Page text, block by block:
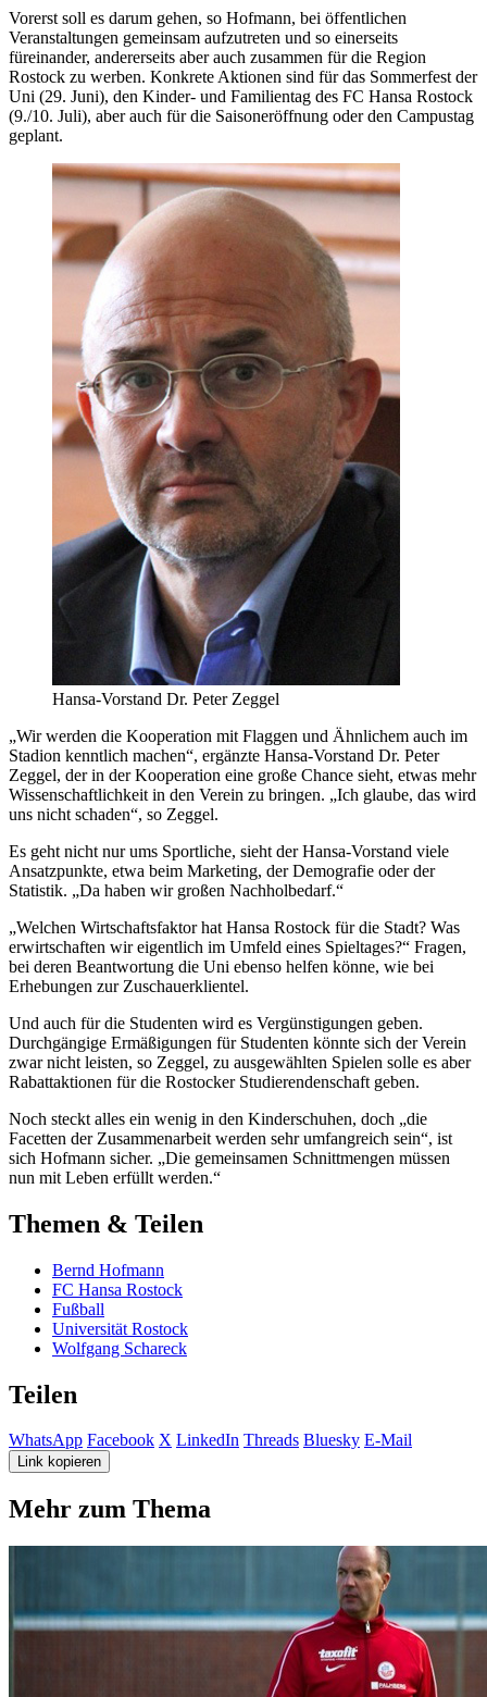
Vorerst soll es darum gehen, so Hofmann, bei öffentlichen
Veranstaltungen gemeinsam aufzutreten und so einerseits
füreinander, andererseits aber auch zusammen für die Region
Rostock zu werben. Konkrete Aktionen sind für das Sommerfest der
Uni (29. Juni), den Kinder- und Familientag des FC Hansa Rostock
(9./10. Juli), aber auch für die Saisoneröffnung oder den Campustag
geplant.
Hansa-Vorstand Dr. Peter Zeggel
„Wir werden die Kooperation mit Flaggen und Ähnlichem auch im
Stadion kenntlich machen“, ergänzte Hansa-Vorstand Dr. Peter
Zeggel, der in der Kooperation eine große Chance sieht, etwas mehr
Wissenschaftlichkeit in den Verein zu bringen. „Ich glaube, das wird
uns nicht schaden“, so Zeggel.
Es geht nicht nur ums Sportliche, sieht der Hansa-Vorstand viele
Ansatzpunkte, etwa beim Marketing, der Demografie oder der
Statistik. „Da haben wir großen Nachholbedarf.“
„Welchen Wirtschaftsfaktor hat Hansa Rostock für die Stadt? Was
erwirtschaften wir eigentlich im Umfeld eines Spieltages?“ Fragen,
bei deren Beantwortung die Uni ebenso helfen könne, wie bei
Erhebungen zur Zuschauerklientel.
Und auch für die Studenten wird es Vergünstigungen geben.
Durchgängige Ermäßigungen für Studenten könnte sich der Verein
zwar nicht leisten, so Zeggel, zu ausgewählten Spielen solle es aber
Rabattaktionen für die Rostocker Studierendenschaft geben.
Noch steckt alles ein wenig in den Kinderschuhen, doch „die
Facetten der Zusammenarbeit werden sehr umfangreich sein“, ist
sich Hofmann sicher. „Die gemeinsamen Schnittmengen müssen
nun mit Leben erfüllt werden.“
Themen & Teilen
Bernd Hofmann
FC Hansa Rostock
Fußball
Universität Rostock
Wolfgang Schareck
Teilen
WhatsApp Facebook X LinkedIn Threads Bluesky E-Mail
Link kopieren
Mehr zum Thema